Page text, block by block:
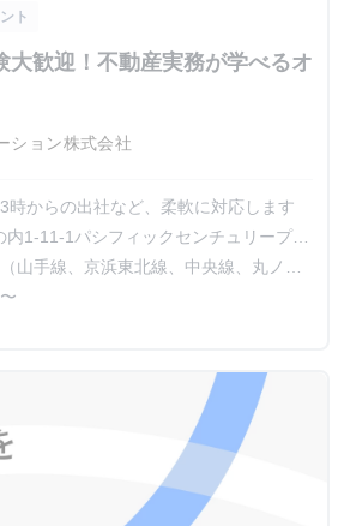
ト
大歓迎！不動産実務が学べるオ
ション株式会社
からの出社など、柔軟に対応します
1-11-1パシフィックセンチュリープレ
山手線、京浜東北線、中央線、丸ノ内
中心地である丸の内で働きませんか？